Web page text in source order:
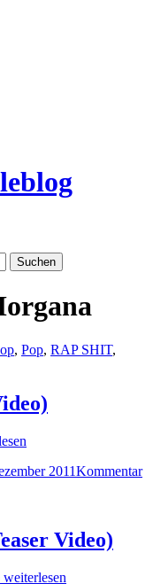
, Pop, RAP SHIT,
2011Kommentar
Video)
weiterlesen